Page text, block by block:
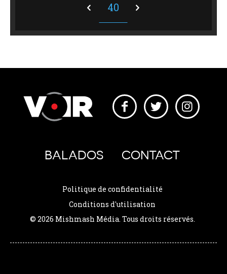
40
BALADOS CONTACT
Politique de confidentialité
Conditions d'utilisation
© 2026 Mishmash Média. Tous droits réservés.